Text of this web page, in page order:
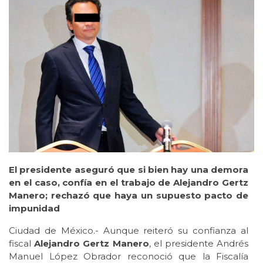
El presidente aseguró que si bien hay una demora
en el caso, confía en el trabajo de Alejandro Gertz
Manero; rechazó que haya un supuesto pacto de
impunidad
Ciudad de México.- Aunque reiteró su confianza al
fiscalAlejandro Gertz Manero, el presidente Andrés
Manuel López Obrador reconoció que la Fiscalía